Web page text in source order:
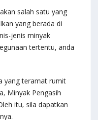
salah satu yang
yang berada di
jenis minyak
tertentu, anda
yang teramat rumit
Minyak Pengasih
itu, sila dapatkan